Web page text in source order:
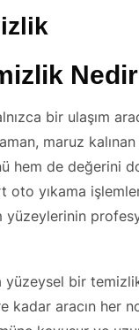
bir ulaşım
maruz
hem de değerini
yıkama
yüzeylerinin
yüzeysel bir
aracın her